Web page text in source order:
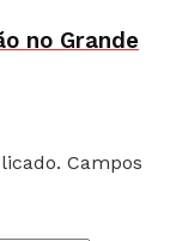
no Grande
Campos